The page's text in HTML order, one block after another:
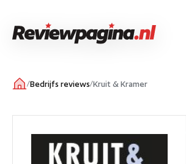
/Bedrijfs reviews/Kruit & Kramer